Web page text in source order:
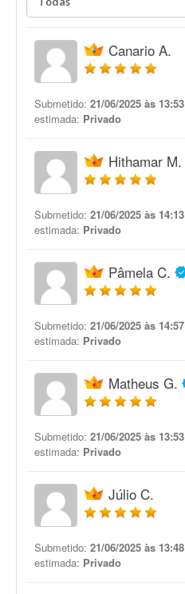
Canario A.
Submetido: 21/06/2025 às 13:53
estimada: Privado
Hithamar M.
Submetido: 21/06/2025 às 14:13
estimada: Privado
Pâmela C.
Submetido: 21/06/2025 às 14:57
estimada: Privado
Matheus G.
Submetido: 21/06/2025 às 13:53
estimada: Privado
Júlio C.
Submetido: 21/06/2025 às 13:48
estimada: Privado